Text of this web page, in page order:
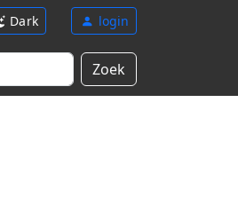
Dark login
Zoek